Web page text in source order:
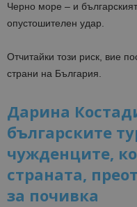
Черно море – и
опустошителен удар.
Отчитайки този риск, вие
страни на България.
Дарина
българските
чужденците,
страната,
за почивка